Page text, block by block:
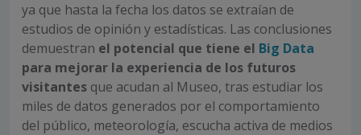
ya que hasta la fecha los datos se extraían de
estudios de opinión y estadísticas. Las conclusiones
demuestran el potencial que tiene el Big Data
para mejorar la experiencia de los futuros
visitantes que acudan al Museo, tras estudiar los
miles de datos generados por el comportamiento
del público, meteorología, escucha activa de medios